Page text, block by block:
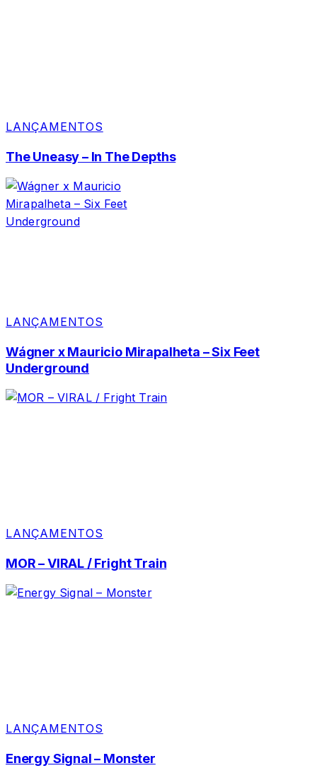
LANÇAMENTOS
The Uneasy – In The Depths
LANÇAMENTOS
Wágner x Mauricio Mirapalheta – Six Feet
Underground
LANÇAMENTOS
MOR – VIRAL / Fright Train
LANÇAMENTOS
Energy Signal – Monster